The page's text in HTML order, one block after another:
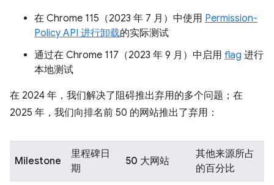
在 Chrome 115（2023 年 7 月）中使用 Permission-
Policy API 进行卸载的实际测试
通过在 Chrome 117（2023 年 9 月）中启用 flag 进行
本地测试
在 2024 年，我们解决了阻碍推出弃用的多个问题；在
2025 年，我们向排名前 50 的网站推出了弃用：
Milestone
里程碑日
期
50 大网站
其他来源所占
的百分比